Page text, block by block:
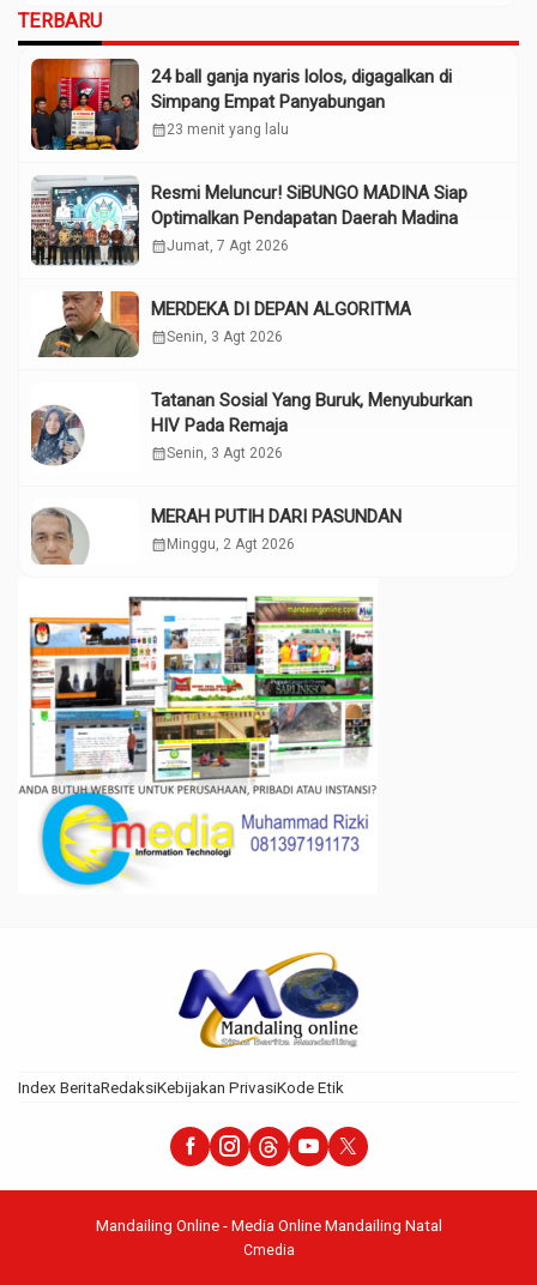
TERBARU
24 ball ganja nyaris lolos, digagalkan di
Simpang Empat Panyabungan
calendar_month23 menit yang lalu
Resmi Meluncur! SiBUNGO MADINA Siap
Optimalkan Pendapatan Daerah Madina
calendar_monthJumat, 7 Agt 2026
MERDEKA DI DEPAN ALGORITMA
calendar_monthSenin, 3 Agt 2026
Tatanan Sosial Yang Buruk, Menyuburkan
HIV Pada Remaja
calendar_monthSenin, 3 Agt 2026
MERAH PUTIH DARI PASUNDAN
calendar_month Minggu, 2 Agt 2026
Index BeritaRedaksiKebijakan PrivasiKode Etik
Mandailing Online - Media Online Mandailing Natal
Cmedia